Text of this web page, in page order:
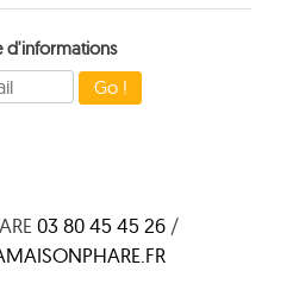
d'informations
03 80 45 45 26 /